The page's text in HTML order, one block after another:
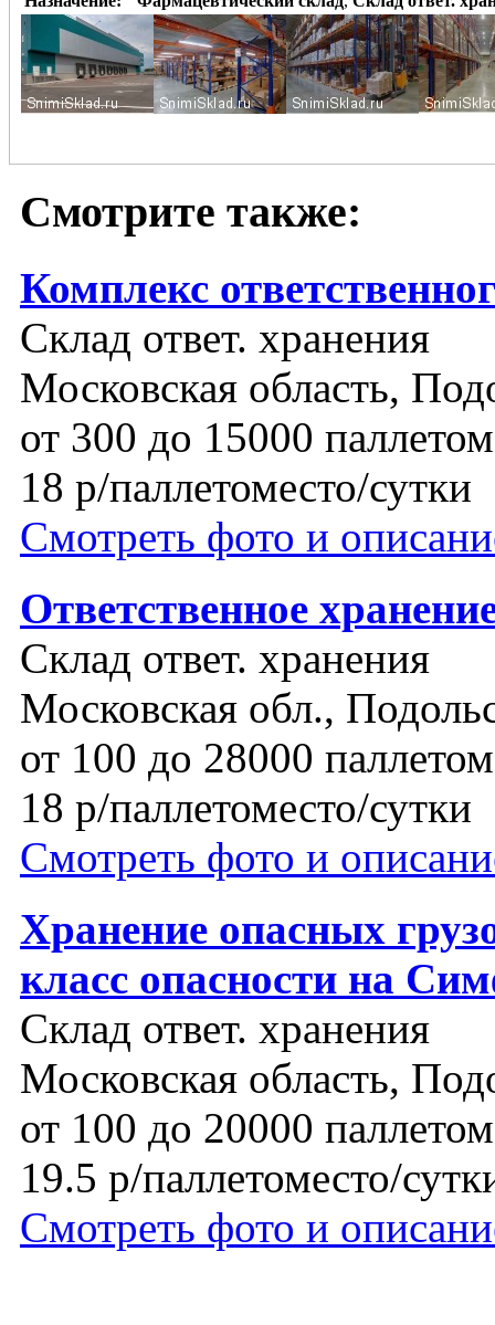
Смотрите также:
Комплекс
Склад ответ. хранения
Московская область,
от 300 до 15000
18 р/паллетоместо/сутки
Смотреть фото и
Ответственное
Склад ответ. хранения
Московская обл.,
от 100 до 28000
18 р/паллетоместо/сутки
Смотреть фото и
Хранение опасных
класс опасности на
Склад ответ. хранения
Московская область,
от 100 до 20000
19.5 р/паллетоместо/
Смотреть фото и